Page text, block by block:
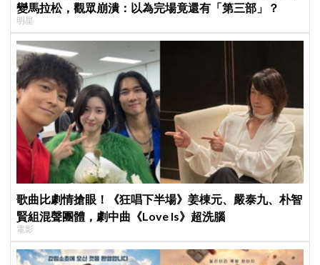
變馬拉松，觀眾崩潰：以為完場竟還有「第三部」？
明星
歌曲比劇情搶眼！《狂唱下半場》姜棟元、嚴泰九、朴智
賢組混聲團體，劇中曲《Love Is》超洗腦
電影